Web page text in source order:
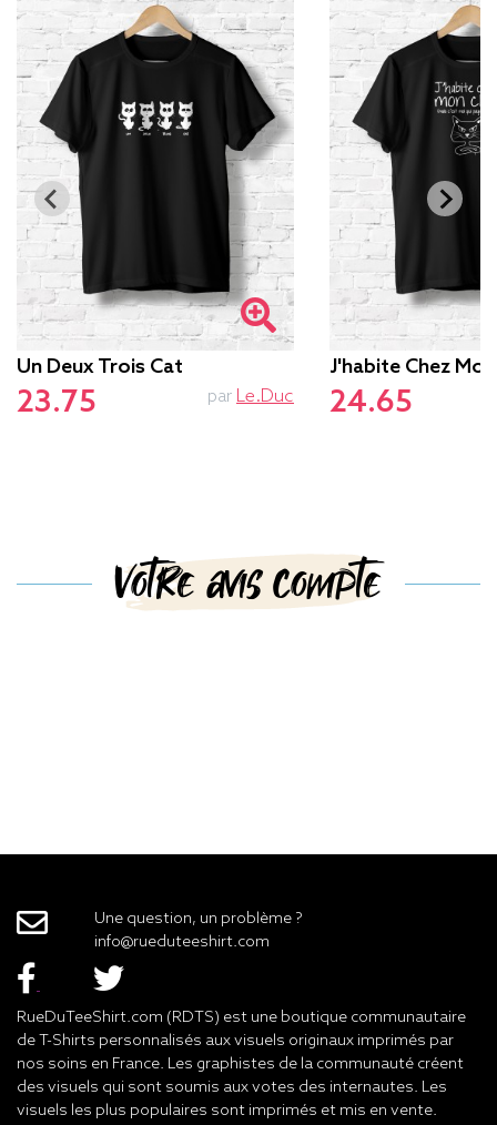
Un Deux Trois Cat
23.75 par Le.duc
J'habite Chez
24.65
Votre avis compte
Une question, un problème ?
info@rueduteeshirt.com
RueDuTeeShirt.com (RDTS) est une boutique communautaire
de T-Shirts personnalisés aux visuels originaux imprimés par
nos soins en France. Les graphistes de la communauté créent
des visuels qui sont soumis aux votes des internautes. Les
visuels les plus populaires sont imprimés et mis en vente.